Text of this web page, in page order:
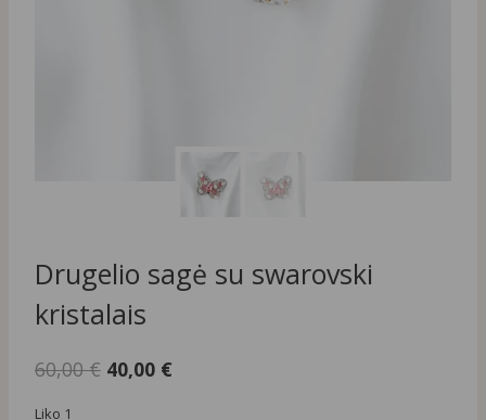
Drugelio sagė su swarovski
kristalais
60,00€ Original
40,00 €
Liko 1